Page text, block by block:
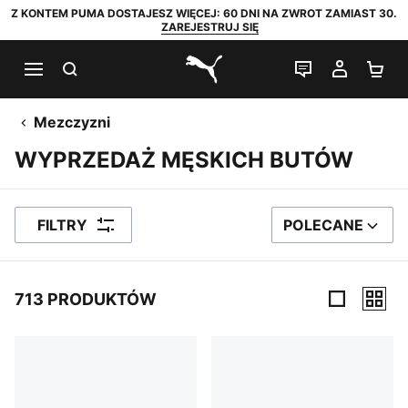
Z KONTEM PUMA DOSTAJESZ WIĘCEJ: 60 DNI NA ZWROT ZAMIAST 30.
ZAREJESTRUJ SIĘ
PUMA.com
CZAT NA
MOJE
Mezczyzni
WYPRZEDAŻ MĘSKICH BUTÓW
FILTRY SORTUJ WEDŁUG
POLECANE
713 PRODUKTÓW